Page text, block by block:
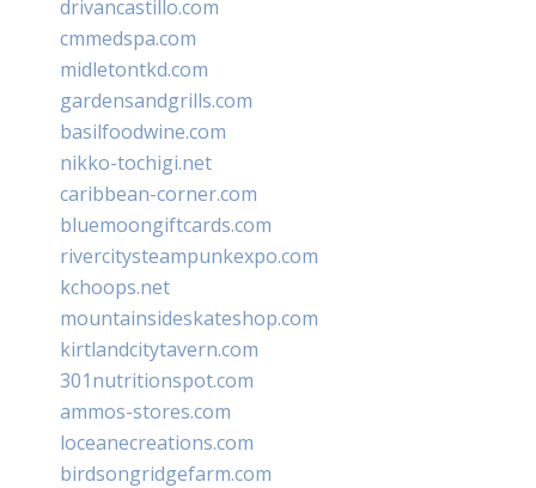
drivancastillo.com
cmmedspa.com
midletontkd.com
gardensandgrills.com
basilfoodwine.com
nikko-tochigi.net
caribbean-corner.com
bluemoongiftcards.com
rivercitysteampunkexpo.com
kchoops.net
mountainsideskateshop.com
kirtlandcitytavern.com
301nutritionspot.com
ammos-stores.com
loceanecreations.com
birdsongridgefarm.com